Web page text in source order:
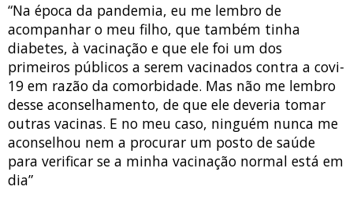
“Na época da pandemia, eu me lembro de
acompanhar o meu filho, que também tinha
diabetes, à vacinação e que ele foi um dos
primeiros públicos a serem vacinados contra a covi-
19 em razão da comorbidade. Mas não me lembro
desse aconselhamento, de que ele deveria tomar
outras vacinas. E no meu caso, ninguém nunca me
aconselhou nem a procurar um posto de saúde
para verificar se a minha vacinação normal está em
dia”